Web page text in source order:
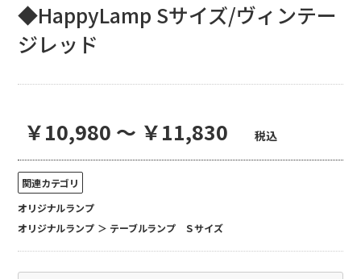
◆HappyLamp Sサイズ/ヴィンテー
ジレッド
￥10,980 ～ ￥11,830 税込
関連カテゴリ
オリジナルランプ
オリジナルランプ ＞ テーブルランプ Ｓサイズ